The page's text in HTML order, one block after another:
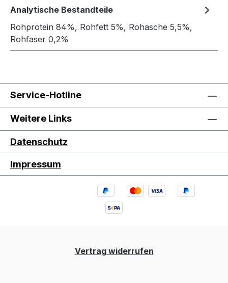
Analytische Bestandteile
Rohprotein 84%, Rohfett 5%, Rohasche 5,5%,
Rohfaser 0,2%
Service-Hotline
Weitere Links
Datenschutz
Impressum
Vertrag widerrufen